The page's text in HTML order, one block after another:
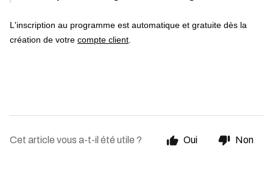
L'inscription au programme est automatique et gratuite dès la
création de votre compte client
Cet article vous a-t-il été utile ? Oui Non